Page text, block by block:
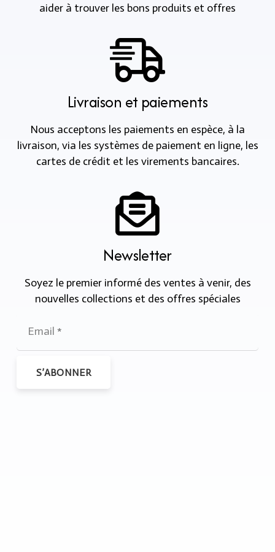
aider à trouver les bons produits et offres
Livraison et paiements
Nous acceptons les paiements en espèce, à la
livraison, via les systèmes de paiement en ligne, les
cartes de crédit et les virements bancaires.
Newsletter
Soyez le premier informé des ventes à venir, des
nouvelles collections et des offres spéciales
S’ABONNER